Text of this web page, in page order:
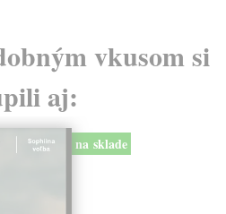
vkusom si
aj:
E-KNIHA